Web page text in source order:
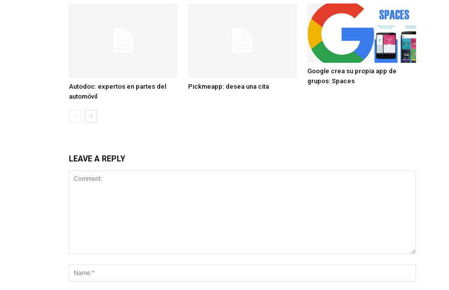
Autodoc: expertos en partes del
automóvil
Pickmeapp: desea una cita
Google crea su propia app de
grupos: Spaces
LEAVE A REPLY